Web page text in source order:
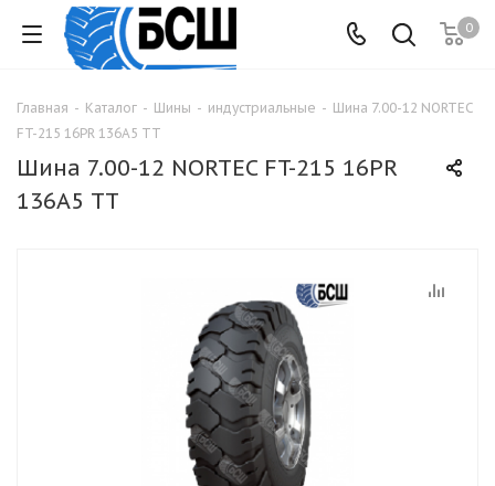
0
Главная - Каталог - Шины - индустриальные - Шина 7.00-12 NORTEC
FT-215 16PR 136А5 ТТ
Шина 7.00-12 NORTEC FT-215 16PR
136А5 ТТ